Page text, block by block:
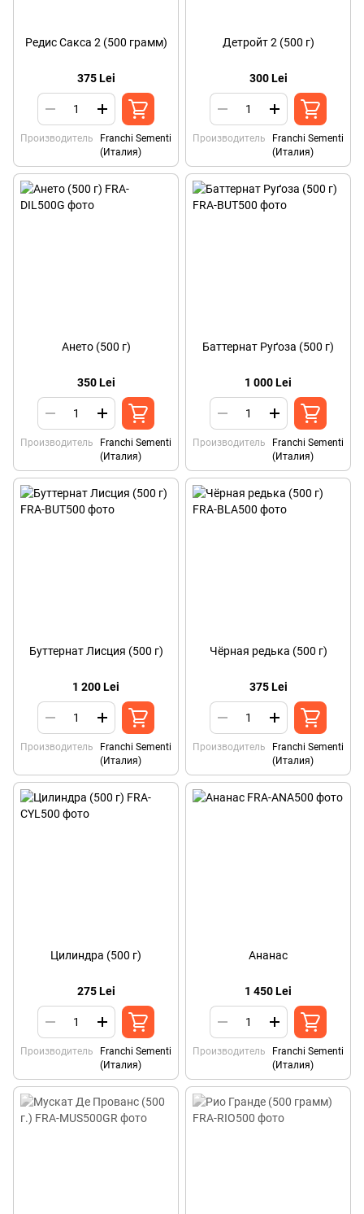
Редис Сакса 2 (500 грамм)
375 Lei
Производитель
Franchi Sementi
(Италия)
Детройт 2 (500 г)
300 Lei
Производитель
Franchi Sementi
(Италия)
Ането (500 г)
350 Lei
Производитель
Franchi Sementi
(Италия)
Баттернат Руґоза (500 г)
1 000 Lei
Производитель
Franchi Sementi
(Италия)
Буттернат Лисция (500 г)
1 200 Lei
Производитель
Franchi Sementi
(Италия)
Чёрная редька (500 г)
375 Lei
Производитель
Franchi Sementi
(Италия)
Цилиндра (500 г)
275 Lei
Производитель
Franchi Sementi
(Италия)
Ананас
1 450 Lei
Производитель
Franchi Sementi
(Италия)